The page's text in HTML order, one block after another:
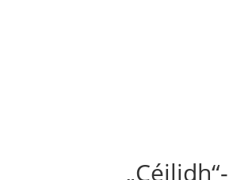
„Céilidh“-